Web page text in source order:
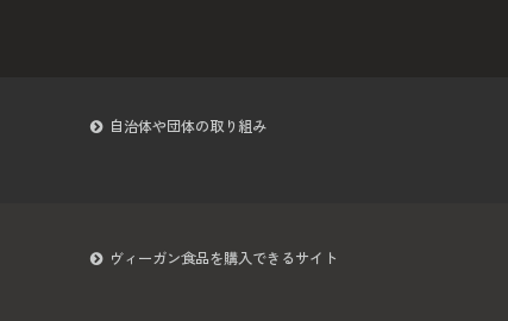
自治体や団体の取り組み
ヴィーガン食品を購入できるサイト